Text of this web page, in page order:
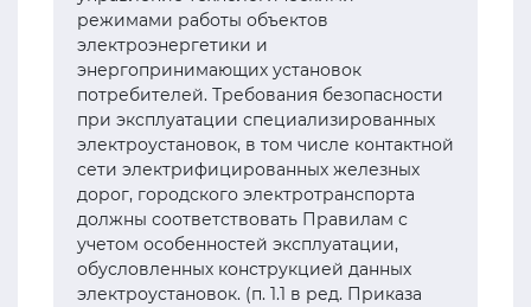
режимами работы объектов
электроэнергетики и
энергопринимающих установок
потребителей. Требования безопасности
при эксплуатации специализированных
электроустановок, в том числе контактной
сети электрифицированных железных
дорог, городского электротранспорта
должны соответствовать Правилам с
учетом особенностей эксплуатации,
обусловленных конструкцией данных
электроустановок. (п. 1.1 в ред. Приказа